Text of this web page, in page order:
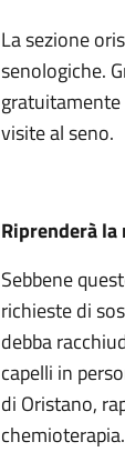
La sezione
senologiche.
visite al seno.
Riprenderà
Sebbene
richieste di
debba
capelli in
di Oristano,
chemioterapia.